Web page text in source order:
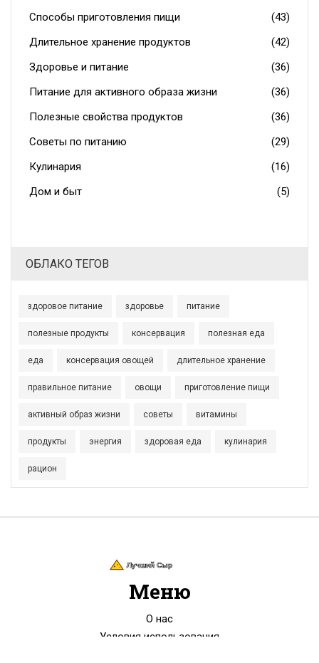
Способы приготовления пищи
(43)
Длительное хранение продуктов
(42)
Здоровье и питание
(36)
Питание для активного образа жизни
(36)
Полезные свойства продуктов
(36)
Советы по питанию
(29)
Кулинария
(16)
Дом и быт
(5)
ОБЛАКО ТЕГОВ
здоровое питание здоровье питание
полезные продукты консервация полезная еда
еда консервация овощей длительное хранение
правильное питание овощи приготовление пищи
активный образ жизни советы витамины
продукты энергия здоровая еда кулинария
рацион
Меню
О нас
Условия использования